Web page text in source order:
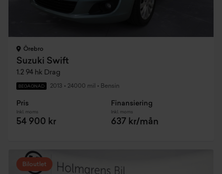
Örebro
Suzuki Swift
1.2 94 hk Drag
BEGAGNAD 2013 • 24000 mil • Bensin
Pris
Inkl. moms
54 900 kr
Finansiering
Inkl. moms
637 kr/mån
Biloutlet